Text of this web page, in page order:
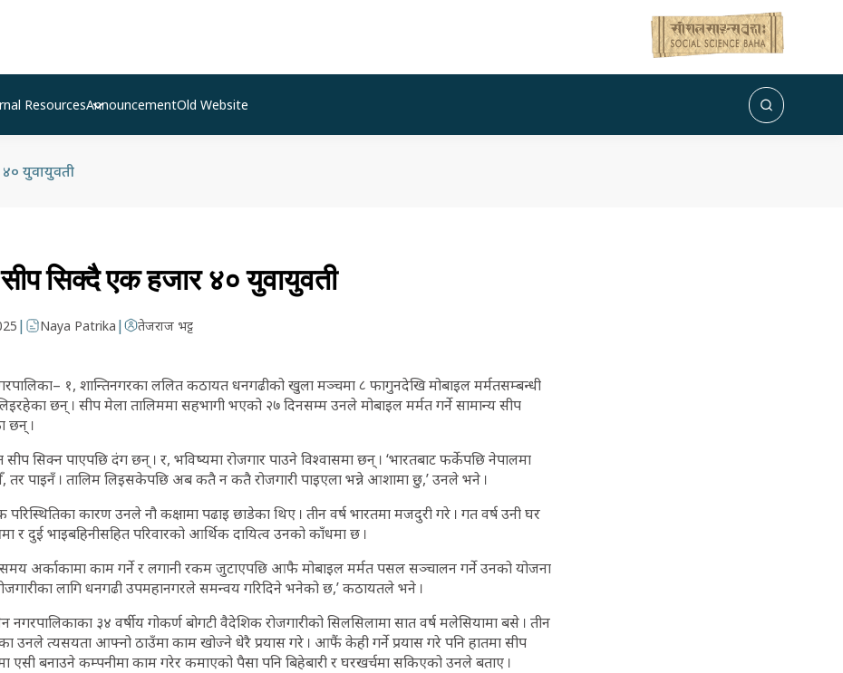
ResourcesAnnouncementOld Website
युवायुवती
सिक्दै एक हजार ४० युवायुवती
| Naya Patrika | तेजराज भट्ट
१, शान्तिनगरका ललित कठायत धनगढीको खुला मञ्चमा ८ फागुनदेखि मोबाइल मर्मतसम्बन्धी
छन् । सीप मेला तालिममा सहभागी भएको २७ दिनसम्म उनले मोबाइल मर्मत गर्ने सामान्य सीप
छन् ।
सीप सिक्न पाएपछि दंग छन् । र, भविष्यमा रोजगार पाउने विश्वासमा छन् । ‘भारतबाट फर्केपछि नेपालमा
तर पाइनँ । तालिम लिइसकेपछि अब कतै न कतै रोजगारी पाइएला भन्ने आशामा छु,’ उनले भने ।
परिस्थितिका कारण उनले नौ कक्षामा पढाइ छाडेका थिए । तीन वर्ष भारतमा मजदुरी गरे । गत वर्ष उनी घर
र दुई भाइबहिनीसहित परिवारको आर्थिक दायित्व उनको काँधमा छ ।
अर्काकामा काम गर्ने र लगानी रकम जुटाएपछि आफै मोबाइल मर्मत पसल सञ्चालन गर्ने उनको योजना
लागि धनगढी उपमहानगरले समन्वय गरिदिने भनेको छ,’ कठायतले भने ।
३४ वर्षीय गोकर्ण बोगटी वैदेशिक रोजगारीको सिलसिलामा सात वर्ष मलेसियामा बसे । तीन
उनले त्यसयता आफ्नो ठाउँमा काम खोज्ने धेरै प्रयास गरे । आफैं केही गर्ने प्रयास गरे पनि हातमा सीप
एसी बनाउने कम्पनीमा काम गरेर कमाएको पैसा पनि बिहेबारी र घरखर्चमा सकिएको उनले बताए ।